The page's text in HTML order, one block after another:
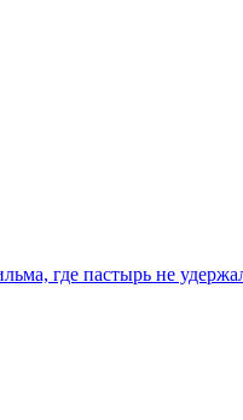
где пастырь не